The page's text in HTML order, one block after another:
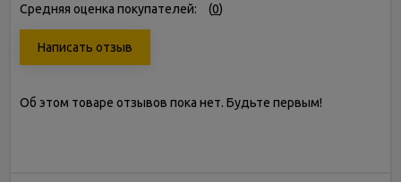
Средняя оценка покупателей: (0)
Написать отзыв
Об этом товаре отзывов пока нет. Будьте первым!